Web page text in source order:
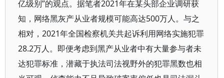
亿级别”的观点。据笔者2021年在某头部企业调研获
知，网络黑灰产从业者规模可能高达500万人。与之
相对，2021年全国检察机关共起诉利用网络实施犯罪
28.2万人。即便考虑到黑产从业者中有大量参与者未
达犯罪标准，潜藏于执法司法视野外的犯罪黑数也相